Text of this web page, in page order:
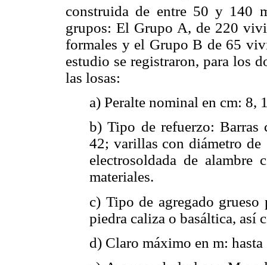
construida de entre 50 y 140
grupos: El Grupo A, de 220
formales y el Grupo B de 65
estudio se registraron, para los
las losas:
a) Peralte nominal en cm: 8,
b) Tipo de refuerzo:
42; varillas con diámetro
electrosoldada de alambre
materiales.
c) Tipo de agregado
piedra caliza o basáltica, así
d) Claro máximo en m: